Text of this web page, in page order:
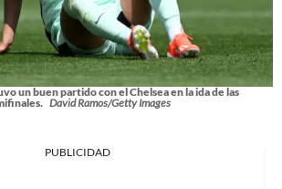
un buen partido con el Chelsea en la ida de las
David Ramos/Getty Images
PUBLICIDAD